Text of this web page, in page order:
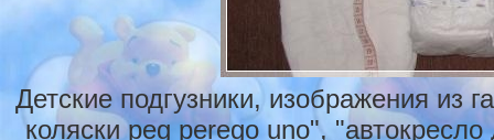
Детские подгузники, изображения из
коляски peg perego uno",